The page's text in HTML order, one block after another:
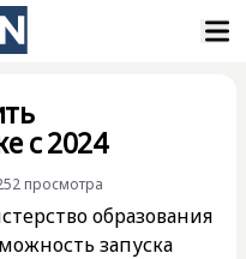
с 2024
просмотра
образования
запуска